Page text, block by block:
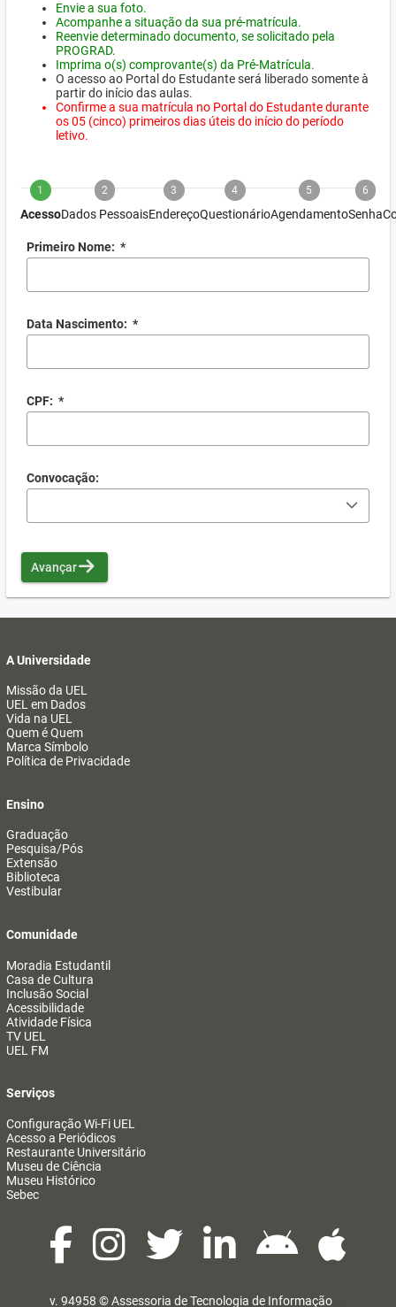
Envie a sua foto.
Acompanhe a situação da sua pré-matrícula.
Reenvie determinado documento, se solicitado pela
PROGRAD.
Imprima o(s) comprovante(s) da Pré-Matrícula.
O acesso ao Portal do Estudante será liberado somente à
partir do início das aulas.
Confirme a sua matrícula no Portal do Estudante durante
os 05 (cinco) primeiros dias úteis do início do período
letivo.
1
Acesso
2
Dados Pessoais
3
Endereço
4
Questionário
5
Agendamento
6
Senha
Primeiro Nome: *
Data Nascimento: *
CPF: *
Convocação:
Avançar
A Universidade
Missão da UEL
UEL em Dados
Vida na UEL
Quem é Quem
Marca Símbolo
Política de Privacidade
Ensino
Graduação
Pesquisa/Pós
Extensão
Biblioteca
Vestibular
Comunidade
Moradia Estudantil
Casa de Cultura
Inclusão Social
Acessibilidade
Atividade Física
TV UEL
UEL FM
Serviços
Configuração Wi-Fi UEL
Acesso a Periódicos
Restaurante Universitário
Museu de Ciência
Museu Histórico
Sebec
v. 94958 ©Assessoria de Tecnologia de Informação